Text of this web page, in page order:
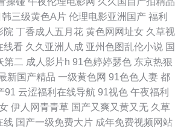
美色色综合图片 午夜少妇 97超碰成人 黄色剧场
蜜桃视频网址 99这里只精品9 浮力操操逼 丝袜
费无码久久 欧日韩123 影音先锋波多区 超碰人人
产综合 婷婷亚洲色 www亚洲成人 无码夜夜 成人
韩三级黄色A片 伦理电影亚洲国产 福利
院 丁香成人五月花 黄色网网址女 久草视
线看 久久亚洲人成 亚州色图乱伦小说 国
第二 成人影片h 91色婷婷瑟色 东京热狠
新国产精品 一级黄色网 91色色人妻 都
91 云涩福利在线导航 91视色 午夜福利
伊人网青青草 国产又爽又黄又无 久草
线 国产一级免费大片 成年免费视频网站